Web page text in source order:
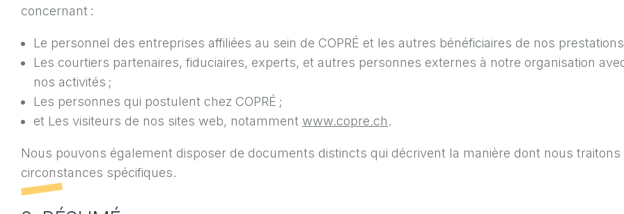
concernant :
Le personnel des entreprises affiliées au sein de COPRÉ et les autres bénéficiaires de nos
Les courtiers partenaires, fiduciaires, experts, et autres personnes externes à notre organisation
nos activités ;
Les personnes qui postulent chez COPRÉ ;
et Les visiteurs de nos sites web, notamment www.copre.ch.
Nous pouvons également disposer de documents distincts qui décrivent la manière dont nous
circonstances spécifiques.